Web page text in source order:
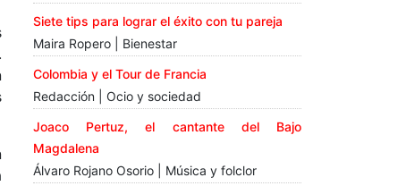
Siete tips para lograr el éxito con tu pareja
Maira Ropero | Bienestar
Colombia y el Tour de Francia
Redacción | Ocio y sociedad
Joaco Pertuz, el cantante del Bajo
Magdalena
Álvaro Rojano Osorio | Música y folclor